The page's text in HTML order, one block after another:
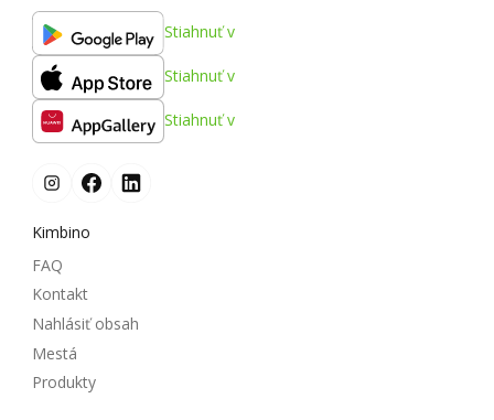
Stiahnuť v
Stiahnuť v
Stiahnuť v
Kimbino
FAQ
Kontakt
Nahlásiť obsah
Mestá
Produkty